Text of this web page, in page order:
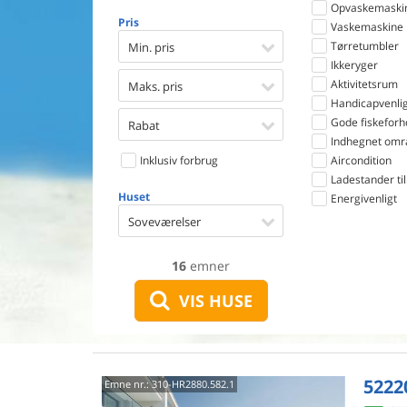
Pris
Min. pris
Maks. pris
Rabat
Inklusiv forbrug
Huset
Soveværelser
16 emner
VIS HUSE
Vaskemaskine
Tørretumbler
Ikkeryger
Aktivitetsrum
Gode
Indhegnet
Aircondition
Ladestander
Energivenligt
Emne nr.:310-HR2880.582.1